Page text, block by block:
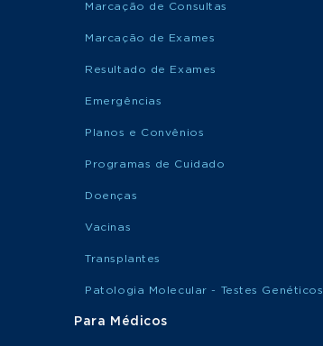
Marcação de Consultas
Marcação de Exames
Resultado de Exames
Emergências
Planos e Convênios
Programas de Cuidado
Doenças
Vacinas
Transplantes
Patologia Molecular - Testes Genéticos
Para Médicos